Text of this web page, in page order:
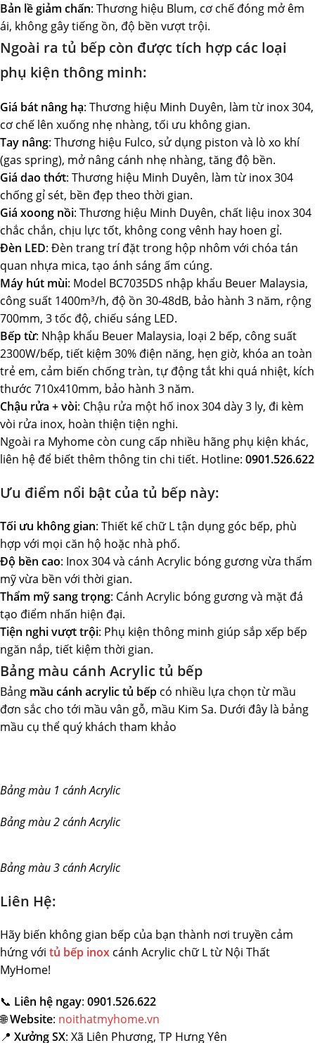
Bản lề giảm chấn: Thương hiệu Blum, cơ chế đóng mở êm
ái, không gây tiếng ồn, độ bền vượt trội.
Ngoài ra tủ bếp còn được tích hợp các loại
phụ kiện thông minh:
Giá bát nâng hạ: Thương hiệu Minh Duyên, làm từ inox 304,
cơ chế lên xuống nhẹ nhàng, tối ưu không gian.
Tay nâng: Thương hiệu Fulco, sử dụng piston và lò xo khí
(gas spring), mở nâng cánh nhẹ nhàng, tăng độ bền.
Giá dao thớt: Thương hiệu Minh Duyên, làm từ inox 304
chống gỉ sét, bền đẹp theo thời gian.
Giá xoong nồi: Thương hiệu Minh Duyên, chất liệu inox 304
chắc chắn, chịu lực tốt, không cong vênh hay hoen gỉ.
Đèn LED: Đèn trang trí đặt trong hộp nhôm với chóa tán
quan nhựa mica, tạo ánh sáng ấm cúng.
Máy hút mùi: Model BC7035DS nhập khẩu Beuer Malaysia,
công suất 1400m³/h, độ ồn 30-48dB, bảo hành 3 năm, rộng
700mm, 3 tốc độ, chiếu sáng LED.
Bếp từ: Nhập khẩu Beuer Malaysia, loại 2 bếp, công suất
2300W/bếp, tiết kiệm 30% điện năng, hẹn giờ, khóa an toàn
trẻ em, cảm biến chống tràn, tự động tắt khi quá nhiệt, kích
thước 710x410mm, bảo hành 3 năm.
Chậu rửa + vòi: Chậu rửa một hố inox 304 dày 3 ly, đi kèm
vòi rửa inox, hoàn thiện tiện nghi.
Ngoài ra Myhome còn cung cấp nhiều hãng phụ kiện khác,
liên hệ để biết thêm thông tin chi tiết. Hotline: 0901.526.622
Ưu điểm nổi bật của tủ bếp này:
Tối ưu không gian: Thiết kế chữ L tận dụng góc bếp, phù
hợp với mọi căn hộ hoặc nhà phố.
Độ bền cao: Inox 304 và cánh Acrylic bóng gương vừa thẩm
mỹ vừa bền với thời gian.
Thẩm mỹ sang trọng: Cánh Acrylic bóng gương và mặt đá
tạo điểm nhấn hiện đại.
Tiện nghi vượt trội: Phụ kiện thông minh giúp sắp xếp bếp
ngăn nắp, tiết kiệm thời gian.
Bảng màu cánh Acrylic tủ bếp
Bảng mầu cánh acrylic tủ bếp có nhiều lựa chọn từ mầu
đơn sắc cho tới mầu vân gỗ, mầu Kim Sa. Dưới đây là bảng
mầu cụ thể quý khách tham khảo
Bảng màu 1 cánh Acrylic
Bảng màu 2 cánh Acrylic
Bảng màu 3 cánh Acrylic
Liên Hệ:
Hãy biến không gian bếp của bạn thành nơi truyền cảm
hứng với tủ bếp inox cánh Acrylic chữ L từ Nội Thất
MyHome!
📞 Liên hệ ngay: 0901.526.622
🌐Website: noithatmyhome.vn
📍 Xưởng SX: Xã Liên Phương, TP Hưng Yên